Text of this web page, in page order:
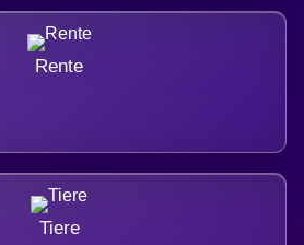
Rente
Tiere